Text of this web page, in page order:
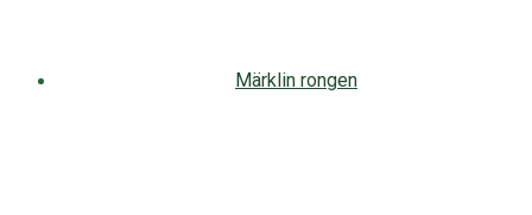
Märklin rongen